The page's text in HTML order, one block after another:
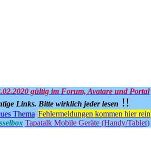
gültig im Forum, Avatare und Portal
Links. Bitte wirklich jeder lesen !!
Thema Fehlermeldungen kommen hier rein
Tapatalk Mobile Geräte (Handy/Tablet)